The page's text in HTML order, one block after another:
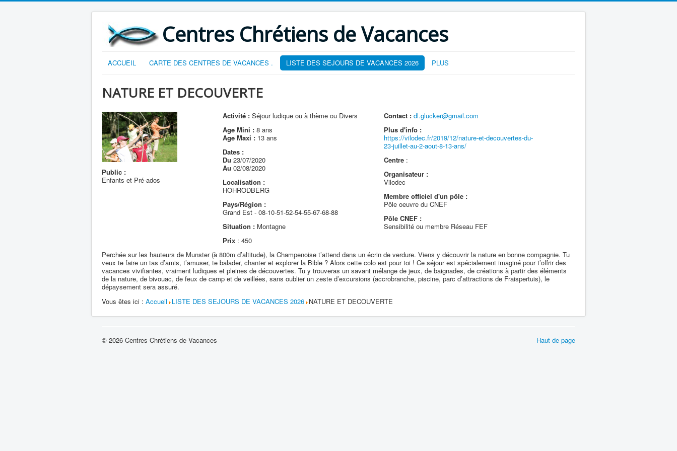
Centres Chrétiens de Vacances
ACCUEIL CARTE DES CENTRES DE VACANCES . LISTE DES SEJOURS DE VACANCES 2026 PLUS
NATURE ET DECOUVERTE
Public :
Enfants et Pré-ados
Activité : Séjour ludique ou à thème ou Divers
Age Mini : 8 ans
Age Maxi : 13 ans
Dates :
Du 23/07/2020
Au 02/08/2020
Localisation :
HOHRODBERG
Pays/Région :
Grand Est - 08-10-51-52-54-55-67-68-88
Situation : Montagne
Prix : 450
Contact : dl.glucker@gmail.com
Plus d'info :
https://vilodec.fr/2019/12/nature-et-decouvertes-du-
23-juillet-au-2-aout-8-13-ans/
Centre :
Organisateur :
Vilodec
Membre officiel d'un pôle :
Pôle oeuvre du CNEF
Pôle CNEF :
Sensibilité ou membre Réseau FEF
Perchée sur les hauteurs de Munster (à 800m d’altitude), la Champenoise t’attend dans un écrin de verdure. Viens y découvrir la nature en bonne compagnie. Tu
veux te faire un tas d’amis, t’amuser, te balader, chanter et explorer la Bible ? Alors cette colo est pour toi ! Ce séjour est spécialement imaginé pour t’offrir des
vacances vivifiantes, vraiment ludiques et pleines de découvertes. Tu y trouveras un savant mélange de jeux, de baignades, de créations à partir des éléments
de la nature, de bivouac, de feux de camp et de veillées, sans oublier un zeste d’excursions (accrobranche, piscine, parc d’attractions de Fraispertuis), le
dépaysement sera assuré.
Vous êtes ici : Accueil LISTE DES SEJOURS DE VACANCES 2026 NATURE ET DECOUVERTE
Haut de page
© 2026 Centres Chrétiens de Vacances